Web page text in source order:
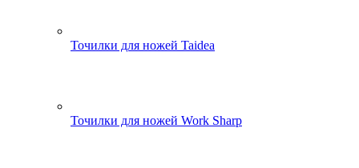
Точилки для ножей Taidea
Точилки для ножей Work Sharp